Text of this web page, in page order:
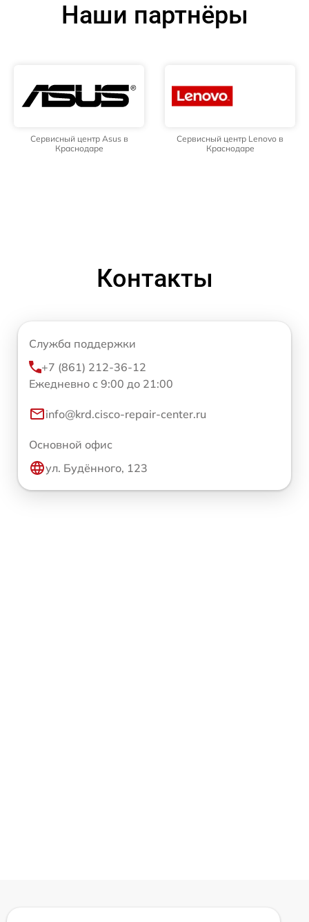
Наши партнёры
Сервисный центр Asus в
Краснодаре
Сервисный центр Lenovo в
Краснодаре
Контакты
Служба поддержки
+7 (861) 212-36-12
Ежедневно с 9:00 до 21:00
info@krd.cisco-repair-center.ru
Основной офис
ул. Будённого, 123